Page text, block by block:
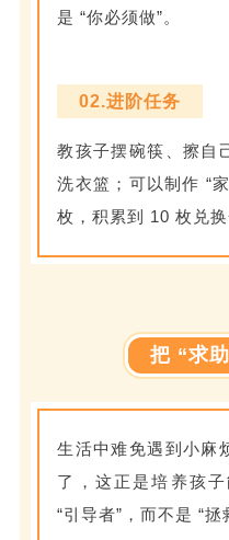
是 “你必须做”。
02.进阶任务
教孩子摆碗筷、擦自
洗衣篮；可以制作 “
枚，积累到 10 枚兑换
把 “求
生活中难免遇到小麻
了，这正是培养孩
“引导者”，而不是 “拯